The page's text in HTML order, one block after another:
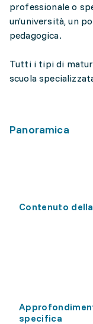
professionale o
un’università, un
pedagogica.
Tutti i tipi di
scuola
Panoramica
Contenuto
specifica